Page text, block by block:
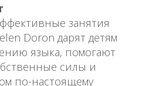
занятия
Doron дарят детям
языка, помогают
силы и
по-настоящему